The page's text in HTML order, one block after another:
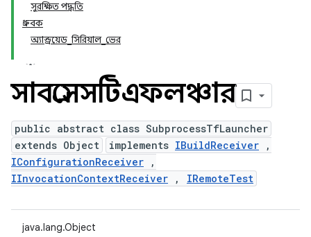
সুরক্ষিত পদ্ধতি
ধ্রুবক
অ্যান্ড্রয়েড_সিরিয়াল_ভের
সাবপ্রসেসটিএফলঞ্চার
public abstract class SubprocessTfLauncher
extends Object
implements IBuildReceiver ,
IConfigurationReceiver ,
IInvocationContextReceiver , IRemoteTest
java.lang.Object